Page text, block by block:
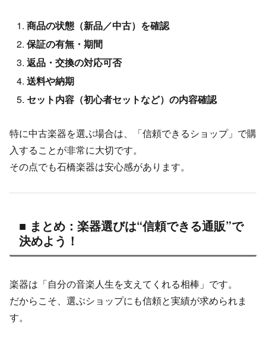
商品の状態（新品／中古）を確認
保証の有無・期間
返品・交換の対応可否
送料や納期
セット内容（初心者セットなど）の内容確認
特に中古楽器を選ぶ場合は、「信頼できるショップ」で購
入することが非常に大切です。
その点でも石橋楽器は安心感があります。
■ まとめ：楽器選びは“信頼できる通販”で
決めよう！
楽器は「自分の音楽人生を支えてくれる相棒」です。
だからこそ、選ぶショップにも信頼と実績が求められま
す。